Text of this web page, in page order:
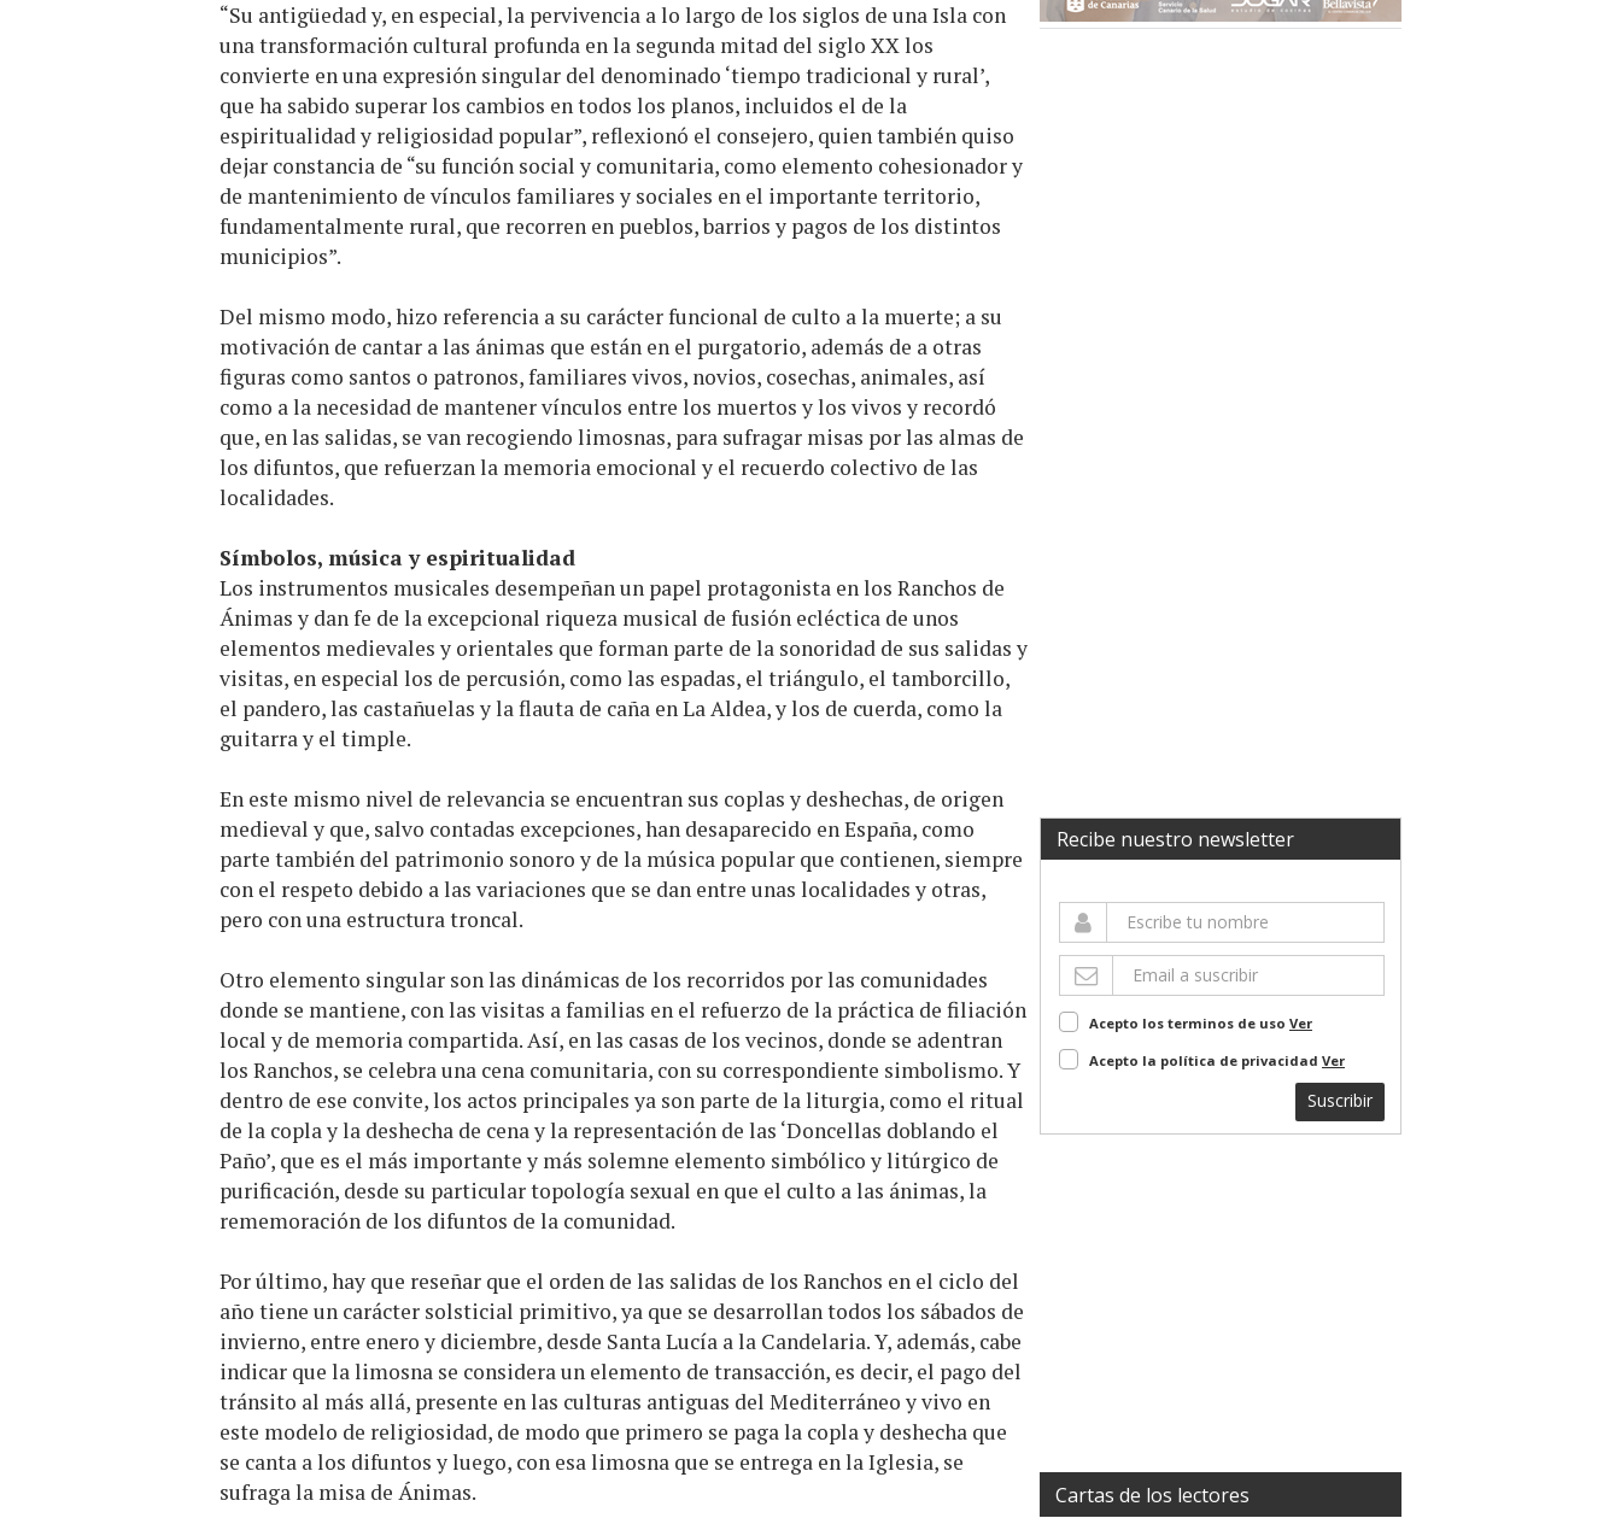
“Su antigüedad y, en especial, la pervivencia a lo largo de los siglos de una Isla con
una transformación cultural profunda en la segunda mitad del siglo XX los
convierte en una expresión singular del denominado ‘tiempo tradicional y rural’,
que ha sabido superar los cambios en todos los planos, incluidos el de la
espiritualidad y religiosidad popular”, reflexionó el consejero, quien también quiso
dejar constancia de “su función social y comunitaria, como elemento cohesionador y
de mantenimiento de vínculos familiares y sociales en el importante territorio,
fundamentalmente rural, que recorren en pueblos, barrios y pagos de los distintos
municipios”.
Del mismo modo, hizo referencia a su carácter funcional de culto a la muerte; a su
motivación de cantar a las ánimas que están en el purgatorio, además de a otras
figuras como santos o patronos, familiares vivos, novios, cosechas, animales, así
como a la necesidad de mantener vínculos entre los muertos y los vivos y recordó
que, en las salidas, se van recogiendo limosnas, para sufragar misas por las almas de
los difuntos, que refuerzan la memoria emocional y el recuerdo colectivo de las
localidades.
Símbolos, música y espiritualidad
Los instrumentos musicales desempeñan un papel protagonista en los Ranchos de
Ánimas y dan fe de la excepcional riqueza musical de fusión ecléctica de unos
elementos medievales y orientales que forman parte de la sonoridad de sus salidas y
visitas, en especial los de percusión, como las espadas, el triángulo, el tamborcillo,
el pandero, las castañuelas y la flauta de caña en La Aldea, y los de cuerda, como la
guitarra y el timple.
En este mismo nivel de relevancia se encuentran sus coplas y deshechas, de origen
medieval y que, salvo contadas excepciones, han desaparecido en España, como
parte también del patrimonio sonoro y de la música popular que contienen, siempre
con el respeto debido a las variaciones que se dan entre unas localidades y otras,
pero con una estructura troncal.
Otro elemento singular son las dinámicas de los recorridos por las comunidades
donde se mantiene, con las visitas a familias en el refuerzo de la práctica de filiación
local y de memoria compartida. Así, en las casas de los vecinos, donde se adentran
los Ranchos, se celebra una cena comunitaria, con su correspondiente simbolismo. Y
dentro de ese convite, los actos principales ya son parte de la liturgia, como el ritual
de la copla y la deshecha de cena y la representación de las ‘Doncellas doblando el
Paño’, que es el más importante y más solemne elemento simbólico y litúrgico de
purificación, desde su particular topología sexual en que el culto a las ánimas, la
rememoración de los difuntos de la comunidad.
Por último, hay que reseñar que el orden de las salidas de los Ranchos en el ciclo del
año tiene un carácter solsticial primitivo, ya que se desarrollan todos los sábados de
invierno, entre enero y diciembre, desde Santa Lucía a la Candelaria. Y, además, cabe
indicar que la limosna se considera un elemento de transacción, es decir, el pago del
tránsito al más allá, presente en las culturas antiguas del Mediterráneo y vivo en
este modelo de religiosidad, de modo que primero se paga la copla y deshecha que
se canta a los difuntos y luego, con esa limosna que se entrega en la Iglesia, se
sufraga la misa de Ánimas.
Recibe nuestro newsletter
Acepto los terminos de uso Ver
Acepto la política de privacidad Ver
Suscribir
Cartas de los lectores